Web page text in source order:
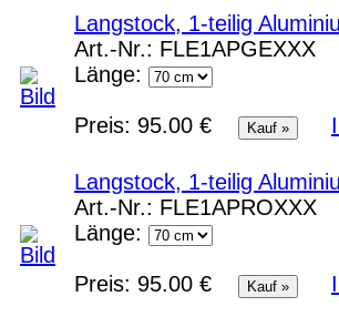
Langstock, 1-teilig
Art.-Nr.: FLE1APGEXXX
Länge:
Preis: 95.00 €
Langstock, 1-teilig
Art.-Nr.: FLE1APROXXX
Länge:
Preis: 95.00 €